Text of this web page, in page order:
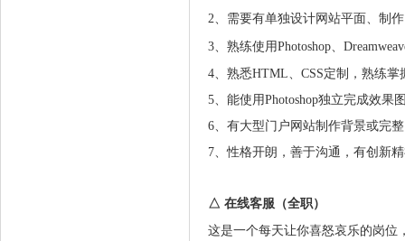
2、需要有单独设计网站平面、制
3、熟练使用Photoshop、
4、熟悉HTML、CSS定制，熟练
5、能使用Photoshop独立完成效果
6、有大型门户网站制作背景或完
7、性格开朗，善于沟通，有创新
△ 在线客服 （全职）
这是一个每天让你喜怒哀乐的岗位